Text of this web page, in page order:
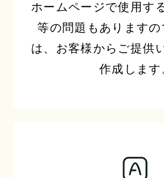
ホームページで使用す
等の問題もあります
は、お客様からご提供
作成します